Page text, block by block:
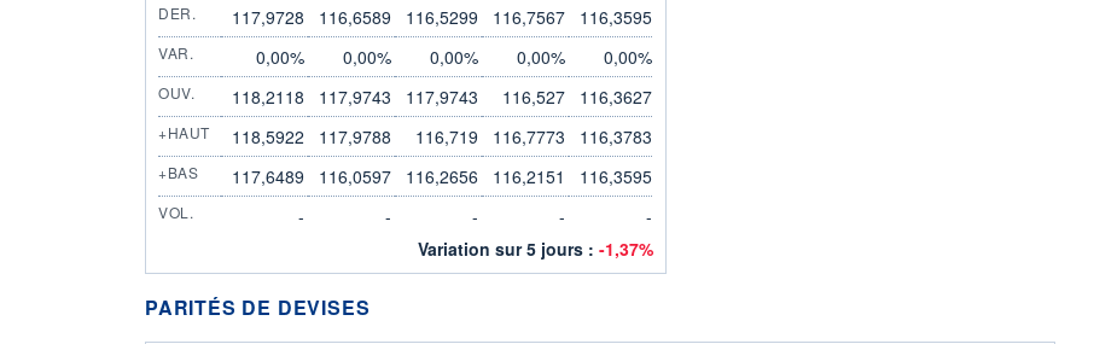
DER.
117,9728 116,6589 116,5299 116,7567 116,3595
VAR. 0,00% 0,00% 0,00% 0,00% 0,00%
OUV. 118,2118 117,9743 117,9743 116,527 116,3627
+HAUT 118,5922 117,9788 116,719 116,7773 116,3783
+BAS 117,6489 116,0597 116,2656 116,2151 116,3595
VOL. - - - -
-
Variation sur 5 jours : -1,37%
PARITÉS DE DEVISES